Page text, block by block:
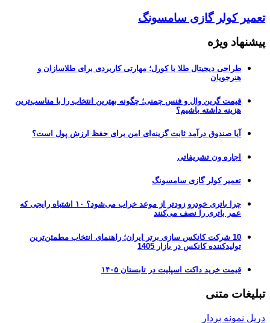
تعمیر کولر گازی سامسونگ
پیشنهاد ویژه
طراحی دیجیتال طلا با کورل؛ مهارتی کاربردی برای طلاسازان و
هنرجویان
قیمت گرین وال و فنس چمنی؛ چگونه بهترین انتخاب را با مناسب‌ترین
هزینه داشته باشیم؟
آیا صندوق درآمد ثابت گزینه‌ای امن برای حفظ ارزش پول است؟
اجاره ون تشریفاتی
تعمیر کولر گازی سامسونگ
چرا باتری خودرو زودتر از موعد خراب می‌شود؟ ۱۰ اشتباه رایجی که
عمر باتری را نصف می‌کنند
10 شرکت کانکس سازی برتر ایران؛ راهنمای انتخاب مطمئن‌ترین
تولیدکننده کانکس در بازار 1405
قیمت خرید داکت اسپلیت در تابستان ۱۴۰۵
تبلیغات متنی
دریل نمونه بردار